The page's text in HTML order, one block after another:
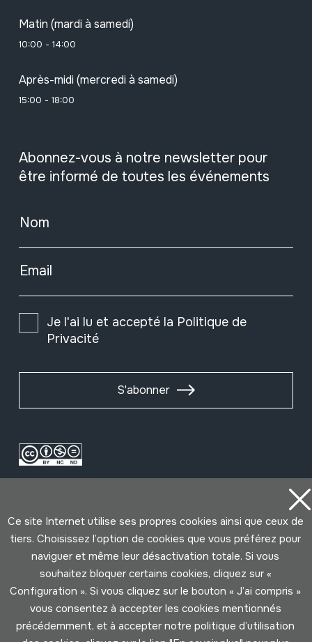
Matin (mardi à samedi)
10:00 - 14:00
Après-midi (mercredi à samedi)
15:00 - 18:00
Abonnez-vous à notre newsletter pour
être informé de toutes les événements
Nom
Email
Je l'ai lu et accepté la Politique de
Privacité
S'abonner
Conditions d'Utilisation
Politique de Privacité
Cookies politique
Développé par Lotura
Ce site Internet utilise ses propres cookies ainsi que ceux de
tiers. Choisissez l’option de cookies que vous préférez pour
naviguer et même leur désactivation totale. Si vous
souhaitez bloquer certains cookies, cliquez sur «
Configuration ». Si vous cliquez sur le bouton « J’ai compris »
vous consentez à accepter les cookies mentionnés
précédemment, et à accepter notre politique d’utilisation